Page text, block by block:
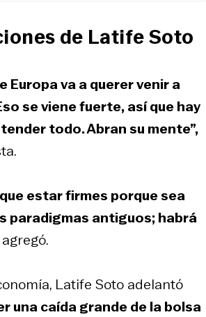
de Latife Soto
Europa va a querer venir a
se viene fuerte, así que hay
todo. Abran su mente”,
estar firmes porque sea
paradigmas antiguos; habrá
agregó.
Latife Soto adelantó
una caída grande de la bolsa